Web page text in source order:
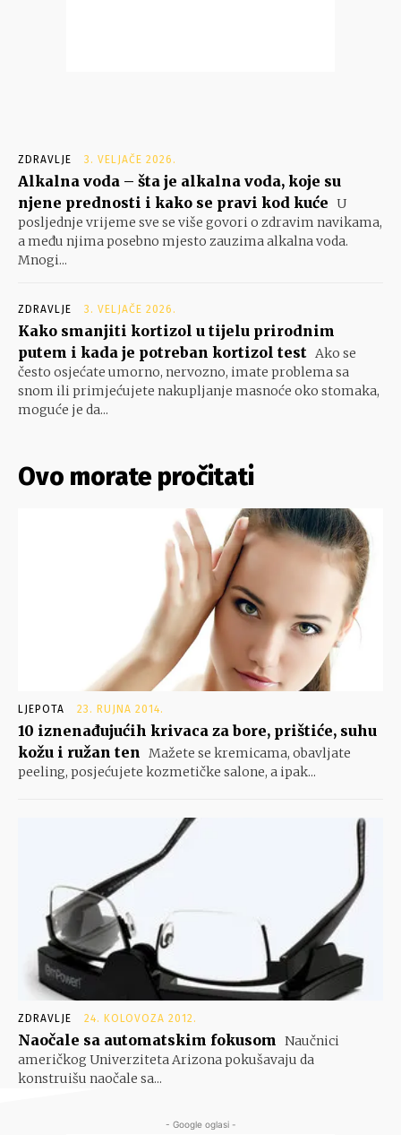
ZDRAVLJE 3. VELJAČE 2026.
Alkalna voda – šta je alkalna voda, koje su
njene prednosti i kako se pravi kod kuće U
posljednje vrijeme sve se više govori o zdravim navikama,
a među njima posebno mjesto zauzima alkalna voda.
Mnogi...
ZDRAVLJE 3. VELJAČE 2026.
Kako smanjiti kortizol u tijelu prirodnim
putem i kada je potreban kortizol test Ako se
često osjećate umorno, nervozno, imate problema sa
snom ili primjećujete nakupljanje masnoće oko stomaka,
moguće je da...
Ovo morate pročitati
LJEPOTA 23. RUJNA 2014.
10 iznenađujućih krivaca za bore, prištiće, suhu
kožu i ružan ten Mažete se kremicama, obavljate
peeling, posjećujete kozmetičke salone, a ipak...
ZDRAVLJE 24. KOLOVOZA 2012.
Naočale sa automatskim fokusom Naučnici
američkog Univerziteta Arizona pokušavaju da
konstruišu naočale sa...
- Google oglasi -